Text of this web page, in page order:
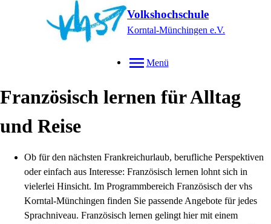
Volkshochschule
Korntal-Münchingen e.V.
Menü
Französisch lernen für Alltag
und Reise
Ob für den nächsten Frankreichurlaub, berufliche Perspektiven
oder einfach aus Interesse: Französisch lernen lohnt sich in
vielerlei Hinsicht. Im Programmbereich Französisch der vhs
Korntal-Münchingen finden Sie passende Angebote für jedes
Sprachniveau. Französisch lernen gelingt hier mit einem